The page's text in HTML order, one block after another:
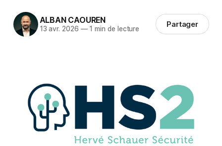
ALBAN CAOUREN
13 avr. 2026 —1 min de lecture Partager